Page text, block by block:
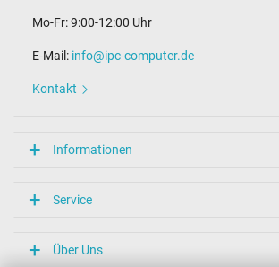
Mo-Fr: 9:00-12:00 Uhr
E-Mail: info@ipc-computer.de
Kontakt
Informationen
Service
Über Uns